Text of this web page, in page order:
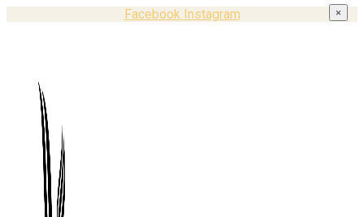
Facebook Instagram ×